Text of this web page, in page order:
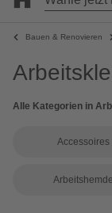
Bauen & Renovieren
Alle Kategorien in
Accessoires